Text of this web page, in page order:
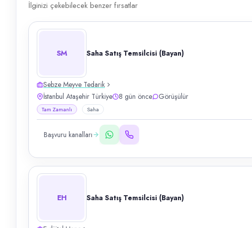
İlginizi çekebilecek benzer fırsatlar
SM Saha Satış Temsilcisi (Bayan)
Sebze Meyve Tedarik
İstanbul Ataşehir Türkiye
8 gün önce Görüşülür
Tam Zamanlı Saha
Başvuru kanalları
EH Saha Satış Temsilcisi (Bayan)